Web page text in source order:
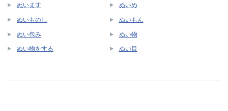
ぬいます ぬいめ
ぬいものし ぬいもん
ぬい包み ぬい物
ぬい物をする ぬい目